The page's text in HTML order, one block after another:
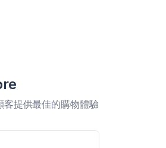
提供最佳的購物體驗